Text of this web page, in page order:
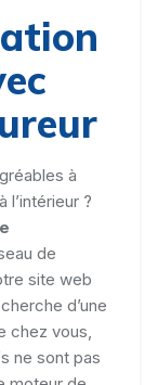
à
l’intérieur ?
de
site web
d’une
chez vous,
ne sont pas